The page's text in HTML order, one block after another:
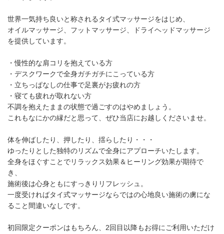
世界一気持ち良いと称されるタイ式マッサージをはじめ、
オイルマッサージ、フットマッサージ、ドライヘッドマッサージ
を提供しています。
・慢性的な肩コリを抱えている方
・デスクワークで全身ガチガチにこっている方
・立ちっぱなしの仕事で足裏がお疲れの方
・寝ても疲れが取れない方
不調を抱えたままの状態で過ごすのはやめましょう。
これもなにかの縁だと思って、ぜひ当店にお越しくださいませ。
体を伸ばしたり、押したり、揺らしたり・・・
ゆったりとした独特のリズムで全身にアプローチいたします。
全身をほぐすことでリラックス効果＆ヒーリング効果が期待で
き、
施術後は心身ともにすっきりリフレッシュ。
一度受ければタイ式マッサージならではの心地良い施術の虜にな
ること間違いなしです。
初回限定クーポンはもちろん、2回目以降もお得にご利用いただけ